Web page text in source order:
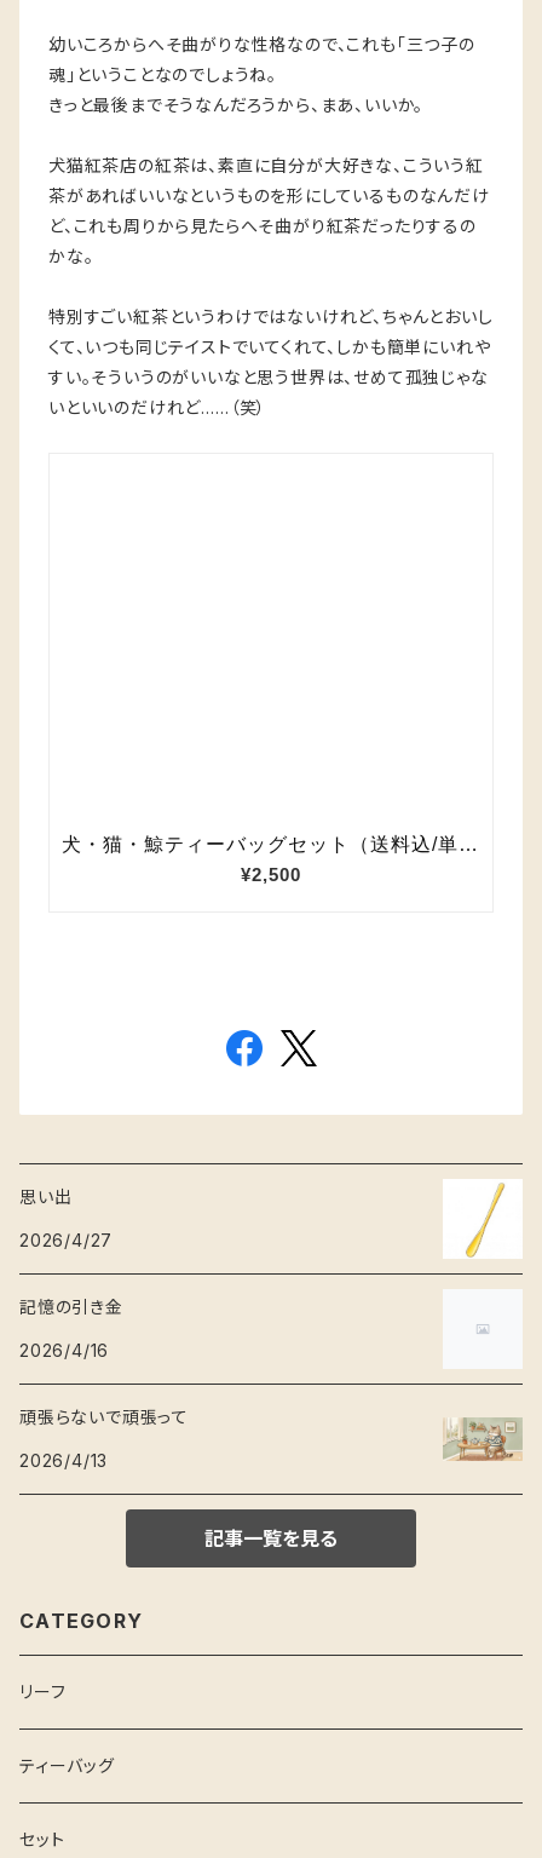
幼いころからへそ曲がりな性格なので、これも「三つ子の
魂」ということなのでしょうね。
きっと最後までそうなんだろうから、まあ、いいか。
犬猫紅茶店の紅茶は、素直に自分が大好きな、こういう紅
茶があればいいなというものを形にしているものなんだけ
ど、これも周りから見たらへそ曲がり紅茶だったりするの
かな。
特別すごい紅茶というわけではないけれど、ちゃんとおいし
くて、いつも同じテイストでいてくれて、しかも簡単にいれや
すい。そういうのがいいなと思う世界は、せめて孤独じゃな
いといいのだけれど……（笑）
思い出
2026/4/27
記憶の引き金
2026/4/16
頑張らないで頑張って
2026/4/13
記事一覧を見る
CATEGORY
リーフ
ティーバッグ
セット